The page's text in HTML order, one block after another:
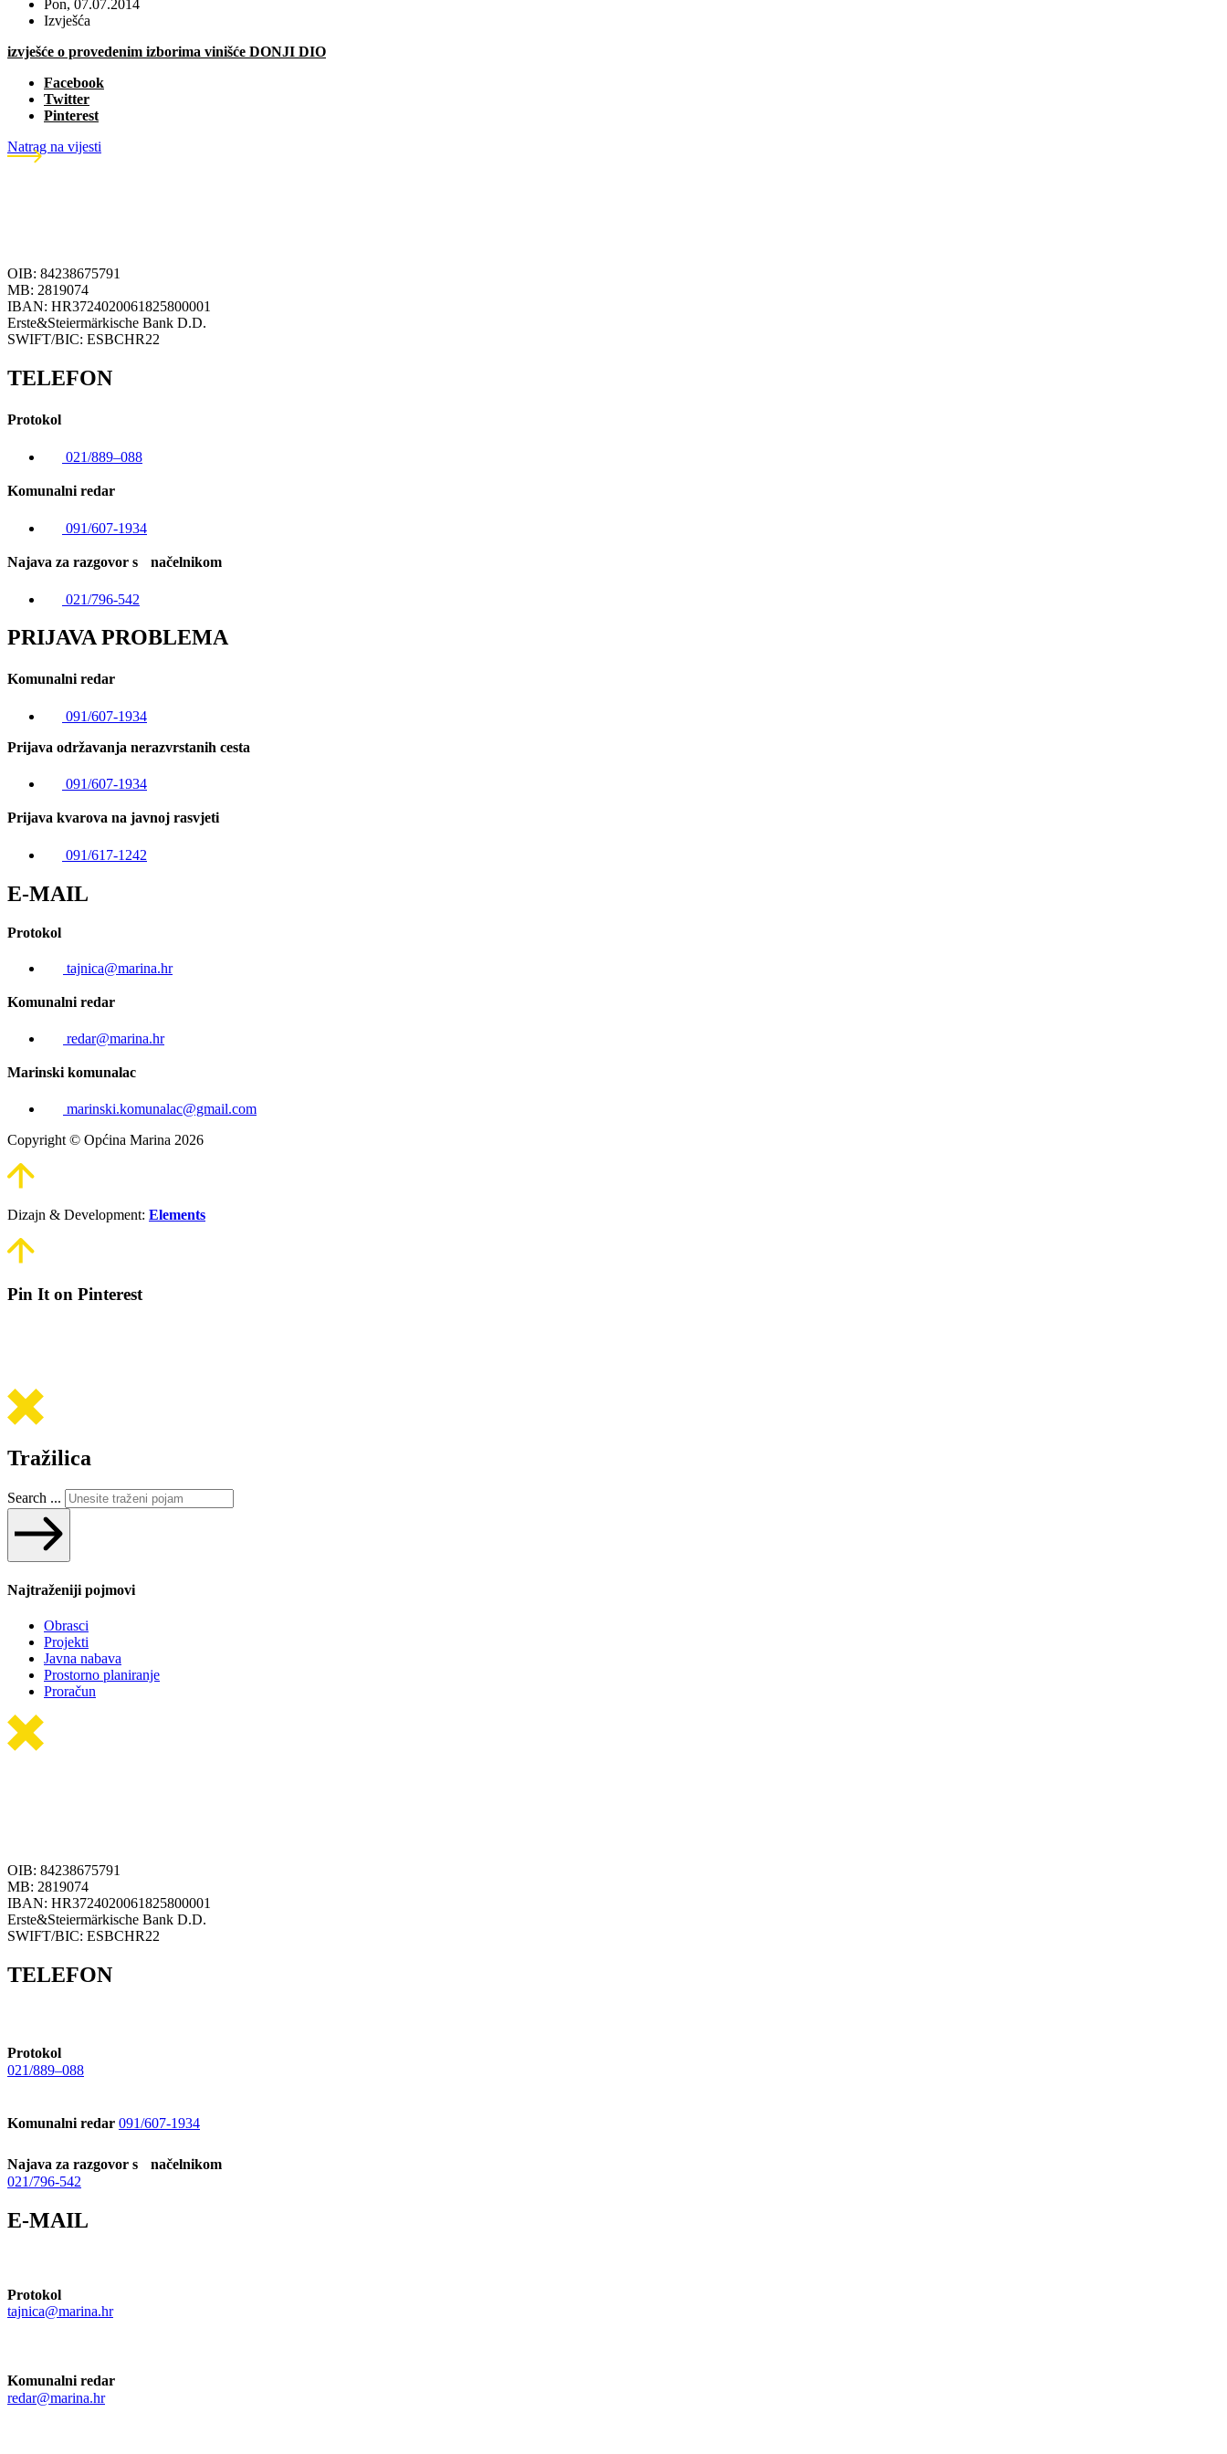
Pon, 07.07.2014
Izvješća
izvješće o provedenim izborima vinišće DONJI DIO
Facebook
Twitter
Pinterest
Natrag na vijesti
OIB: 84238675791
MB: 2819074
IBAN: HR3724020061825800001
Erste&Steiermärkische Bank D.D.
SWIFT/BIC: ESBCHR22
TELEFON
Protokol
021/889–088
Komunalni redar
091/607-1934
Najava za razgovor s načelnikom
021/796-542
PRIJAVA PROBLEMA
Komunalni redar
091/607-1934
Prijava održavanja nerazvrstanih cesta
091/607-1934
Prijava kvarova na javnoj rasvjeti
091/617-1242
E-MAIL
Protokol
tajnica@marina.hr
Komunalni redar
redar@marina.hr
Marinski komunalac
marinski.komunalac@gmail.com
Copyright © Općina Marina 2026
Dizajn & Development: Elements
Pin It on Pinterest
Tražilica
Search ...
Najtraženiji pojmovi
Obrasci
Projekti
Javna nabava
Prostorno planiranje
Proračun
OIB: 84238675791
MB: 2819074
IBAN: HR3724020061825800001
Erste&Steiermärkische Bank D.D.
SWIFT/BIC: ESBCHR22
TELEFON
Protokol
021/889–088
Komunalni redar 091/607-1934
Najava za razgovor s načelnikom
021/796-542
E-MAIL
Protokol
tajnica@marina.hr
Komunalni redar
redar@marina.hr